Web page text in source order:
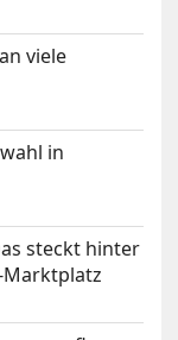
viele
in
steckt hinter
Marktplatz